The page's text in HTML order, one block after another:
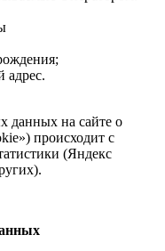
адрес.
данных на сайте о
происходит с
(Яндекс